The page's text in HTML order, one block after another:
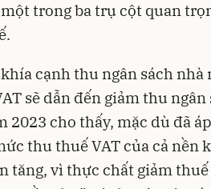
trong ba trụ cột quan
cạnh thu ngân sách
sẽ dẫn đến giảm thu
2023 cho thấy, mặc dù đã
thu thuế VAT của cả nền
tăng, vì thực chất giảm